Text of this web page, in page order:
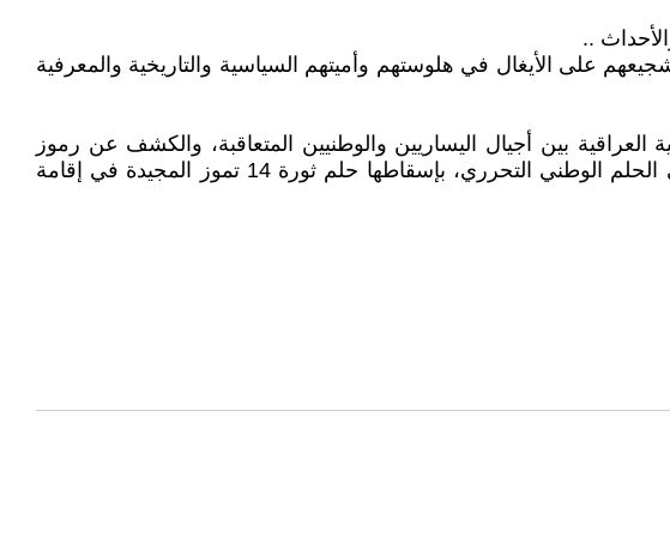
..
على الأيغال في هلوستهم وأميتهم السياسية والتاريخية والمعرفية
بين أجيال اليساريين والوطنيين المتعاقبة، والكشف عن رموز
وقوى الحاضر على صعيد الصراع الطبقي والوطني وامتداداتها، أي أصولها الطبقية، ودورها في القضاء على الحلم الوطني التحرري، بإسقاطها حلم ثورة 14 تموز المجيدة في إقامة